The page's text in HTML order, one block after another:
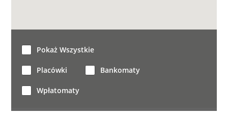
Pokaż Wszystkie
Placówki Bankomaty
Wpłatomaty